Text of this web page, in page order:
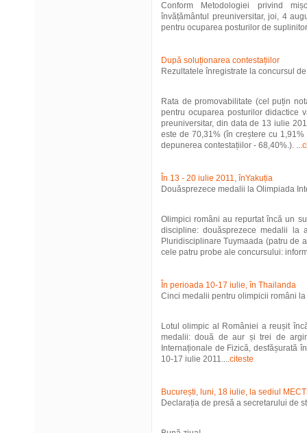
Conform Metodologiei privind
învățământul preuniversitar, joi, 4
pentru ocuparea posturilor de
După soluționarea contestațiilor
Rezultatele înregistrate la concursul
Rata de promovabilitate (cel puțin
pentru ocuparea posturilor didactice
preuniversitar, din data de 13 iulie
este de 70,31% (în creștere cu
depunerea contestațiilor - 68,40%.). ...
În 13 - 20 iulie 2011, înYakuția
Douăsprezece medalii la Olimpiada
Olimpici români au repurtat încă un
discipline: douăsprezece medalii la
Pluridisciplinare Tuymaada (patru de
cele patru probe ale concursului:
În perioada 10-17 iulie, în Thailanda
Cinci medalii pentru olimpicii români la
Lotul olimpic al României a reușit
medalii: două de aur și trei de
Internaționale de Fizică, desfășurată
10-17 iulie 2011....citeste
București, luni, 18 iulie, la sediul
Declarația de presă a secretarului de